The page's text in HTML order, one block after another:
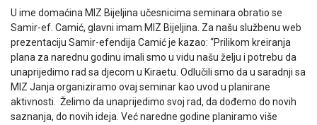
U ime domaćina MIZ Bijeljina učesnicima seminara obratio se
Samir-ef. Camić, glavni imam MIZ Bijeljina. Za našu službenu web
prezentaciju Samir-efendija Camić je kazao: “Prilikom kreiranja
plana za narednu godinu imali smo u vidu našu želju i potrebu da
unaprijedimo rad sa djecom u Kiraetu. Odlučili smo da u saradnji sa
MIZ Janja organiziramo ovaj seminar kao uvod u planirane
aktivnosti. Želimo da unaprijedimo svoj rad, da dođemo do novih
saznanja, do novih ideja. Već naredne godine planiramo više